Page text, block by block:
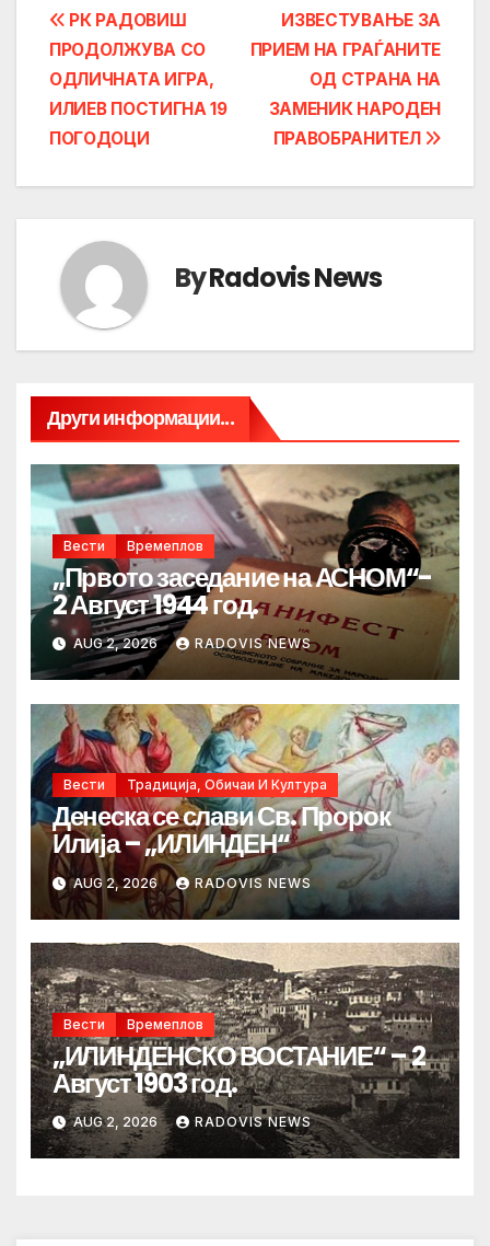
Post
navigation
ИЗВЕСТУВАЊЕ ЗА
ПРИЕМ НА ГРАЃАНИТЕ
ОД СТРАНА НА
ЗАМЕНИК НАРОДЕН
ПРАВОБРАНИТЕЛ
РК РАДОВИШ
ПРОДОЛЖУВА СО
ОДЛИЧНАТА ИГРА,
ИЛИЕВ ПОСТИГНА 19
ПОГОДОЦИ
ByRadovis News
Други информации...
Вести Времеплов
„Првото заседание на АСНОМ“-
2 Август 1944 год.
AUG 2, 2026 RADOVIS NEWS
Вести Традиција, Обичаи И Култура
Денеска се слави Св. Пророк
Илија – „ИЛИНДЕН“
AUG 2, 2026 RADOVIS NEWS
Вести Времеплов
„ИЛИНДЕНСКО ВОСТАНИЕ“ – 2
Август 1903 год.
AUG 2, 2026 RADOVIS NEWS